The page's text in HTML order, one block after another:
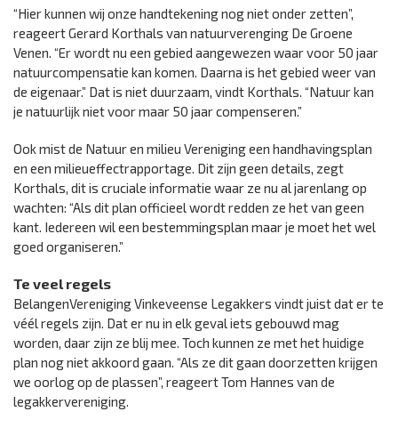
“Hier kunnen wij onze handtekening nog niet onder zetten”,
reageert Gerard Korthals van natuurverenging De Groene
Venen. “Er wordt nu een gebied aangewezen waar voor 50 jaar
natuurcompensatie kan komen. Daarna is het gebied weer van
de eigenaar.” Dat is niet duurzaam, vindt Korthals. “Natuur kan
je natuurlijk niet voor maar 50 jaar compenseren.”
Ook mist de Natuur en milieu Vereniging een handhavingsplan
en een milieueffectrapportage. Dit zijn geen details, zegt
Korthals, dit is cruciale informatie waar ze nu al jarenlang op
wachten: “Als dit plan officieel wordt redden ze het van geen
kant. Iedereen wil een bestemmingsplan maar je moet het wel
goed organiseren.”
Te veel regels
BelangenVereniging Vinkeveense Legakkers vindt juist dat er te
véél regels zijn. Dat er nu in elk geval iets gebouwd mag
worden, daar zijn ze blij mee. Toch kunnen ze met het huidige
plan nog niet akkoord gaan. “Als ze dit gaan doorzetten krijgen
we oorlog op de plassen”, reageert Tom Hannes van de
legakkervereniging.